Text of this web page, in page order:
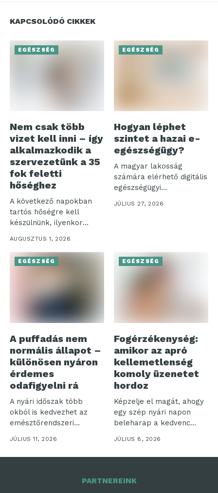
KAPCSOLÓDÓ CIKKEK
EGÉSZSÉG
Nem csak több
vizet kell inni – így
alkalmazkodik a
szervezetünk a 35
fok feletti
hőséghez
A következő napokban
tartós hőségre kell
készülnünk, ilyenkor
komfortérzetünk...
AUGUSZTUS 1, 2026
EGÉSZSÉG
Hogyan léphet
szintet a hazai e-
egészségügy?
A magyar lakosság
számára elérhető digitális
egészségügyi
ökoszisztéma három
pillére – az...
JÚLIUS 27, 2026
EGÉSZSÉG
A puffadás nem
normális állapot –
különösen nyáron
érdemes
odafigyelni rá
A nyári időszak több
okból is kedvezhet az
emésztőrendszeri
panaszoknak.
Gyakrabban
fogyasztunk...
JÚLIUS 11, 2026
EGÉSZSÉG
Fogérzékenység:
amikor az apró
kellemetlenség
komoly üzenetet
hordoz
Képzelje el magát, ahogy
egy szép nyári napon
beleharap a kedvenc
fagyijába,...
JÚLIUS 8, 2026
PARTNEREINK